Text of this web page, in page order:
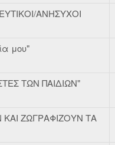
ΑΝΗΣΥΧΟΙ
μου"
ΤΩΝ ΠΑΙΔΙΩΝ"
ΚΑΙ ΖΩΓΡΑΦΙΖΟΥΝ ΤΑ